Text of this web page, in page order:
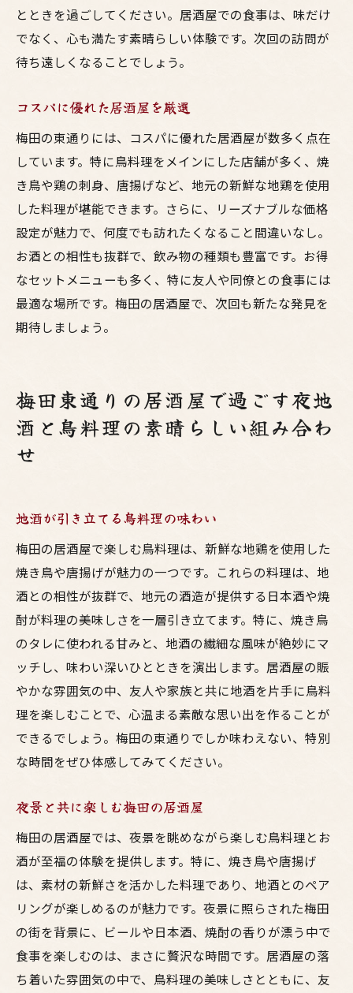
とときを過ごしてください。居酒屋での食事は、味だけ
でなく、心も満たす素晴らしい体験です。次回の訪問が
待ち遠しくなることでしょう。
コスパに優れた居酒屋を厳選
梅田の東通りには、コスパに優れた居酒屋が数多く点在
しています。特に鳥料理をメインにした店舗が多く、焼
き鳥や鶏の刺身、唐揚げなど、地元の新鮮な地鶏を使用
した料理が堪能できます。さらに、リーズナブルな価格
設定が魅力で、何度でも訪れたくなること間違いなし。
お酒との相性も抜群で、飲み物の種類も豊富です。お得
なセットメニューも多く、特に友人や同僚との食事には
最適な場所です。梅田の居酒屋で、次回も新たな発見を
期待しましょう。
梅田東通りの居酒屋で過ごす夜地
酒と鳥料理の素晴らしい組み合わ
せ
地酒が引き立てる鳥料理の味わい
梅田の居酒屋で楽しむ鳥料理は、新鮮な地鶏を使用した
焼き鳥や唐揚げが魅力の一つです。これらの料理は、地
酒との相性が抜群で、地元の酒造が提供する日本酒や焼
酎が料理の美味しさを一層引き立てます。特に、焼き鳥
のタレに使われる甘みと、地酒の繊細な風味が絶妙にマ
ッチし、味わい深いひとときを演出します。居酒屋の賑
やかな雰囲気の中、友人や家族と共に地酒を片手に鳥料
理を楽しむことで、心温まる素敵な思い出を作ることが
できるでしょう。梅田の東通りでしか味わえない、特別
な時間をぜひ体感してみてください。
夜景と共に楽しむ梅田の居酒屋
梅田の居酒屋では、夜景を眺めながら楽しむ鳥料理とお
酒が至福の体験を提供します。特に、焼き鳥や唐揚げ
は、素材の新鮮さを活かした料理であり、地酒とのペア
リングが楽しめるのが魅力です。夜景に照らされた梅田
の街を背景に、ビールや日本酒、焼酎の香りが漂う中で
食事を楽しむのは、まさに贅沢な時間です。居酒屋の落
ち着いた雰囲気の中で、鳥料理の美味しさとともに、友